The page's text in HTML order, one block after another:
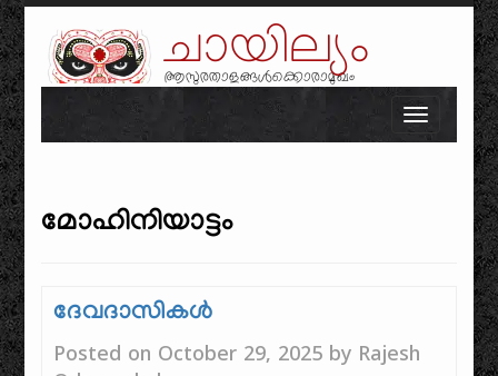
ചായില്യം
ആസുരതാളങ്ങൾക്കൊരാമുഖം
Skip to content
Toggle
മോഹിനിയാട്ടം
ദേവദാസികൾ
Posted on October 29, 2025 by Rajesh